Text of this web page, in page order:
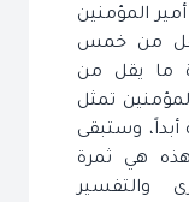
المؤمنين
أقل من خمس
ما يقل من
تمثل
وستبقى
هي ثمرة
والتفسير